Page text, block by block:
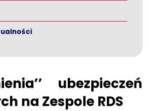
ubezpieczeń
na Zespole RDS